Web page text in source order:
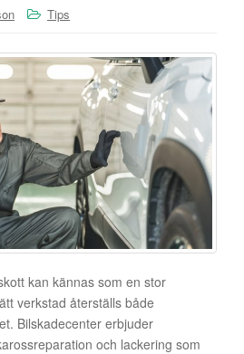
Tips
kan kännas som en stor
verkstad återställs både
Bilskadecenter erbjuder
och lackering som